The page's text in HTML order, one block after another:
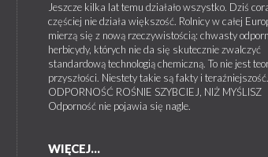
Jeszcze kilka lat temu działało wszystko. Dziś
częściej nie działa większość. Rolnicy w całej
mierzą się z nową rzeczywistością: chwasty
herbicydy, których nie da się skutecznie zwalczyć
standardową technologią chemiczną. To nie jest
przyszłości. Niestety takie są fakty i teraźniejszość.
ODPORNOŚĆ ROŚNIE SZYBCIEJ, NIŻ MYŚLISZ
Odporność nie pojawia się nagle.
WIĘCEJ...